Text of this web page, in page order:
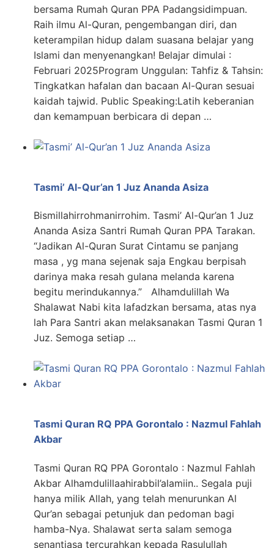
bersama Rumah Quran PPA Padangsidimpuan.
Raih ilmu Al-Quran, pengembangan diri, dan
keterampilan hidup dalam suasana belajar yang
Islami dan menyenangkan! Belajar dimulai :
Februari 2025Program Unggulan: Tahfiz & Tahsin:
Tingkatkan hafalan dan bacaan Al-Quran sesuai
kaidah tajwid. Public Speaking:Latih keberanian
dan kemampuan berbicara di depan …
Tasmi’ Al-Qur’an 1 Juz Ananda Asiza
Bismillahirrohmanirrohim. Tasmi’ Al-Qur’an 1 Juz
Ananda Asiza Santri Rumah Quran PPA Tarakan.
“Jadikan Al-Quran Surat Cintamu se panjang
masa , yg mana sejenak saja Engkau berpisah
darinya maka resah gulana melanda karena
begitu merindukannya.” Alhamdulillah Wa
Shalawat Nabi kita lafadzkan bersama, atas nya
lah Para Santri akan melaksanakan Tasmi Quran 1
Juz. Semoga setiap …
Tasmi Quran RQ PPA Gorontalo : Nazmul Fahlah
Akbar
Tasmi Quran RQ PPA Gorontalo : Nazmul Fahlah
Akbar Alhamdulillaahirabbil’alamiin.. Segala puji
hanya milik Allah, yang telah menurunkan Al
Qur’an sebagai petunjuk dan pedoman bagi
hamba-Nya. Shalawat serta salam semoga
senantiasa tercurahkan kepada Rasulullah